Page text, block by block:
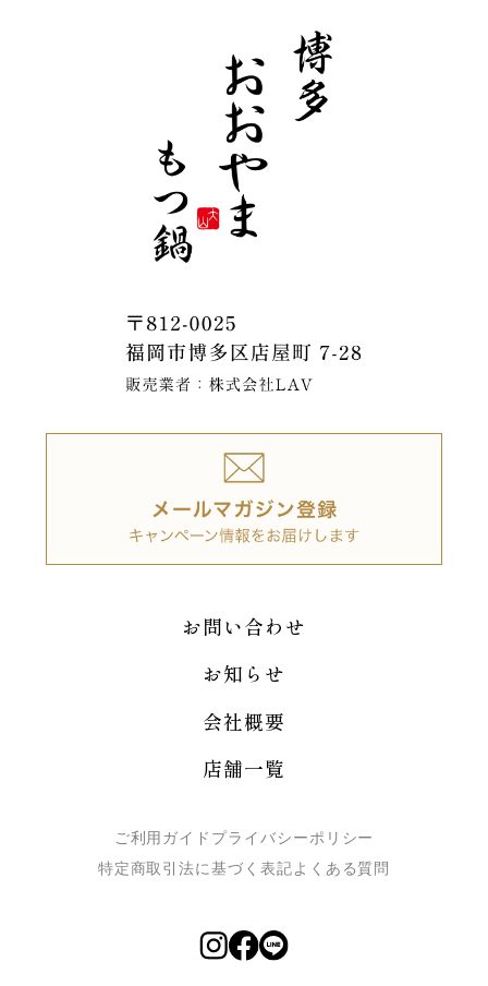
お問い合わせ
お知らせ
会社概要
店舗一覧
ご利用ガイド プライバシーポリシー
特定商取引法に基づく表記よくある質問